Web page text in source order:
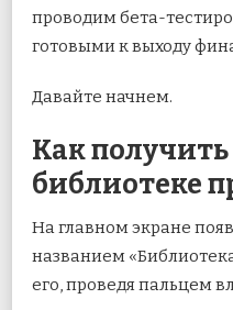
проводим бета-
готовыми к выходу
Давайте начнем.
Как получить
библиотеке
На главном экране
названием
его, проведя пальцем